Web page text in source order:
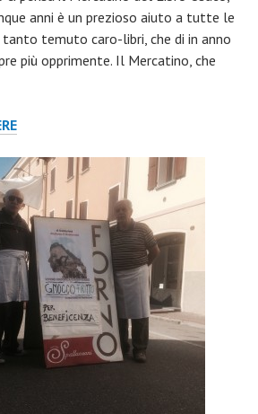
anni è un prezioso aiuto a tutte le
temuto caro-libri, che di in anno
più opprimente. Il Mercatino, che
MERCATINO
LIBRO
2015
AGROPOLI
(SA)